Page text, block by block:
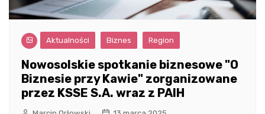
Aktualności Biznes Region
Nowosolskie spotkanie biznesowe "O
Biznesie przy Kawie" zorganizowane
przez KSSE S.A. wraz z PAIH